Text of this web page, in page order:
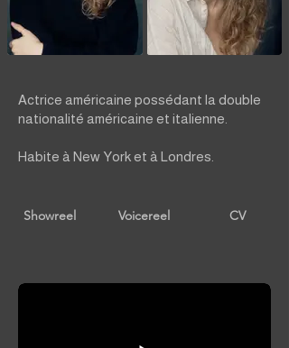
Actrice américaine possédant la double
nationalité américaine et italienne.
Habite à New York et à Londres.
Showreel Voicereel CV